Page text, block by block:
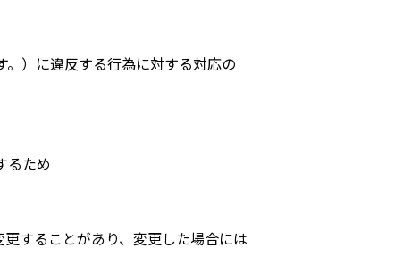
。）に違反する行為に対する対応の
るため
することがあり、変更した場合には